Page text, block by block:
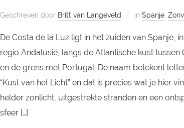
Geschreven door Britt van Langeveld in Spanje
De Costa de la Luz ligt in het zuiden van Spanje,
regio Andalusië, langs de Atlantische kust tussen
en de grens met Portugal. De naam betekent
“Kust van het Licht” en dat is precies wat je hier
helder zonlicht, uitgestrekte stranden en een
sfeer […]